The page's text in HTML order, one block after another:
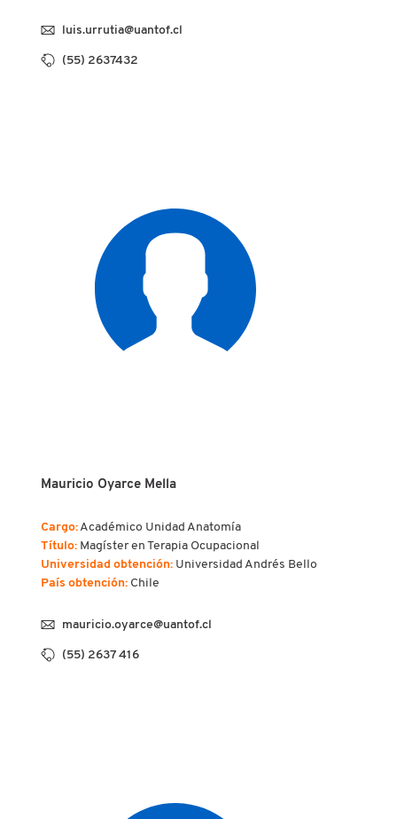
luis.urrutia@uantof.cl
(55) 2637432
Mauricio Oyarce Mella
Cargo: Académico Unidad Anatomía
Título: Magíster en Terapia Ocupacional
Universidad obtención: Universidad Andrés Bello
País obtención: Chile
mauricio.oyarce@uantof.cl
(55) 2637 416